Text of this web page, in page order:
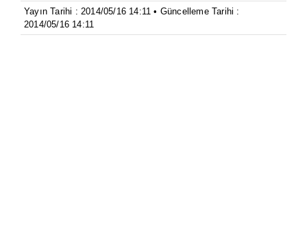
Yayın Tarihi : 2014/05/16 14:11 • Güncelleme Tarihi :
2014/05/16 14:11